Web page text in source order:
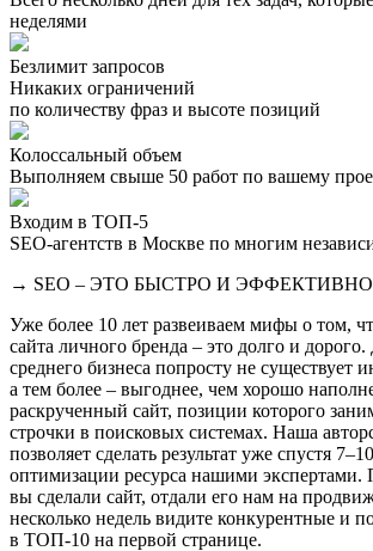
неделями
Безлимит запросов
Никаких ограничений
по количеству фраз и высоте позиций
Колоссальный объем
Выполняем свыше 50 работ по вашему
Входим в ТОП-5
SEO-агентств в Москве по многим
→ SEO – ЭТО БЫСТРО И ЭФФЕКТИВНО
Уже более 10 лет развеиваем мифы о том,
сайта личного бренда – это долго и
среднего бизнеса попросту не существует
а тем более – выгоднее, чем хорошо
раскрученный сайт, позиции которого
строчки в поисковых системах. Наша
позволяет сделать результат уже спустя
оптимизации ресурса нашими экспертами.
вы сделали сайт, отдали его нам на
несколько недель видите конкурентные и
в ТОП-10 на первой странице.